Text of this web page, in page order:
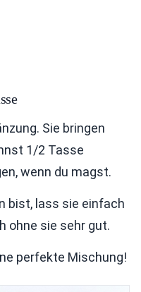
Sie bringen
1/2 Tasse
wenn du magst.
bist, lass sie einfach
ohne sie sehr gut.
perfekte Mischung!